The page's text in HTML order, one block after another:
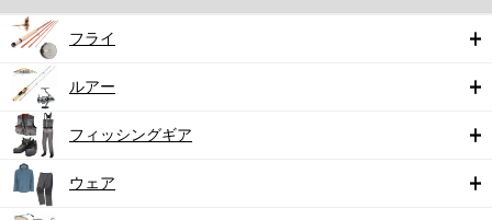
フライ
ルアー
フィッシングギア
ウェア